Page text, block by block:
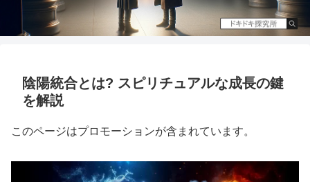
陰陽統合とは? スピリチュアルな成長の鍵
を解説
このページはプロモーションが含まれています。